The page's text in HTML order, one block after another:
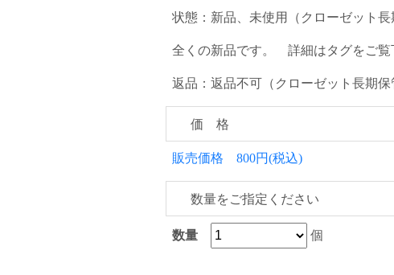
状態：新品、未使用（クローゼット長
全くの新品です。 詳細はタグをご覧
返品：返品不可（クローゼット長期
価 格
販売価格 800円(税込)
数量をご指定ください
数量 個